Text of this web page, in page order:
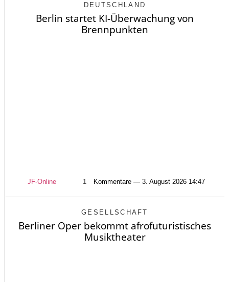
DEUTSCHLAND
Berlin startet KI-Überwachung von
Brennpunkten
JF-Online 1 Kommentare — 3. August 2026 14:47
GESELLSCHAFT
Berliner Oper bekommt afrofuturistisches
Musiktheater